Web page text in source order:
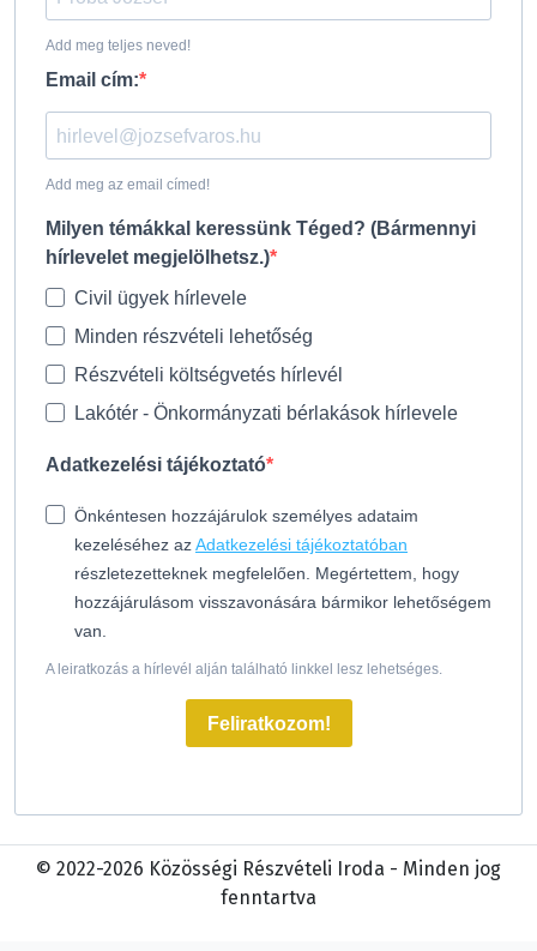
Add meg teljes neved!
Email cím:
Add meg az email címed!
Milyen témákkal keressünk Téged? (Bármennyi
hírlevelet megjelölhetsz.)
Civil ügyek hírlevele
Minden részvételi lehetőség
Részvételi költségvetés hírlevél
Lakótér - Önkormányzati bérlakások hírlevele
Adatkezelési tájékoztató
Önkéntesen hozzájárulok személyes adataim
kezeléséhez azAdatkezelési tájékoztatóban
részletezetteknek megfelelően. Megértettem, hogy
hozzájárulásom visszavonására bármikor lehetőségem
van.
A leiratkozás a hírlevél alján található linkkel lesz lehetséges.
Feliratkozom!
© 2022-2026 Közösségi Részvételi Iroda - Minden jog
fenntartva